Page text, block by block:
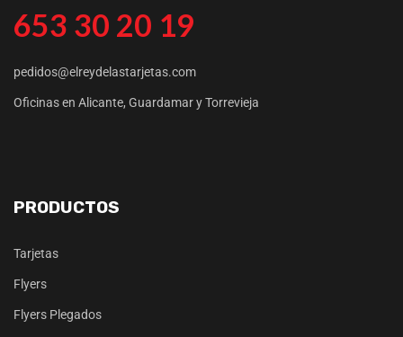
653 30 20 19
pedidos@elreydelastarjetas.com
Oficinas en Alicante, Guardamar y Torrevieja
PRODUCTOS
Tarjetas
Flyers
Flyers Plegados